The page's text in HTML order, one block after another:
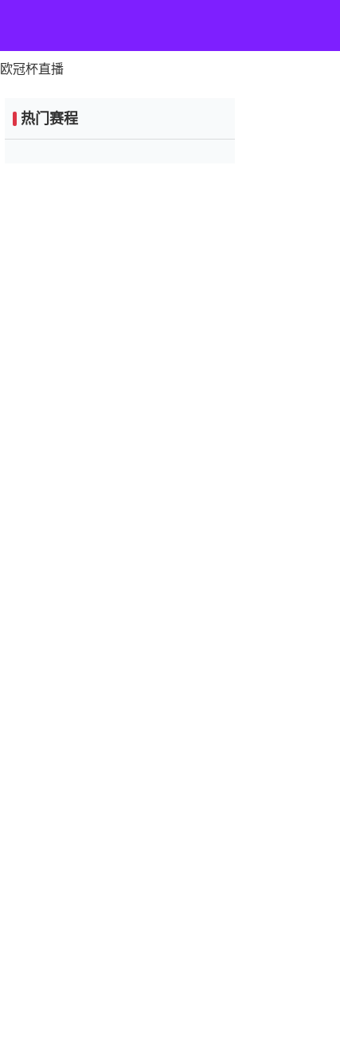
欧冠杯直播
热门赛程